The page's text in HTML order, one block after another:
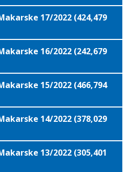
17/2022 (424,479
16/2022 (242,679
15/2022 (466,794
14/2022 (378,029
13/2022 (305,401